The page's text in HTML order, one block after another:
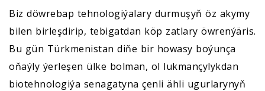
Biz döwrebap tehnologiýalary durmuşyň öz akymy
bilen birleşdirip, tebigatdan köp zatlary öwrenýäris.
Bu gün Türkmenistan diňe bir howasy boýunça
oňaýly ýerleşen ülke bolman, ol lukmançylykdan
biotehnologiýa senagatyna çenli ähli ugurlarynyň